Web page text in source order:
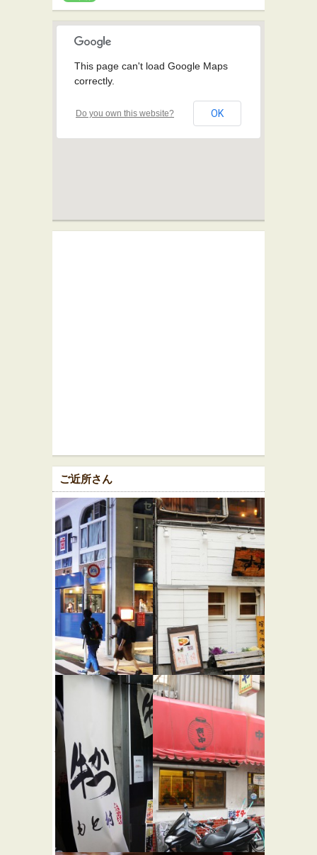
This page can't load Google Maps
correctly.
Do you own this website? OK
ご近所さん
コーヒー
ハウス ニ
シヤ ★★☆
カフェ・喫茶店
中華そば
すずらん
★☆☆
らーめん屋